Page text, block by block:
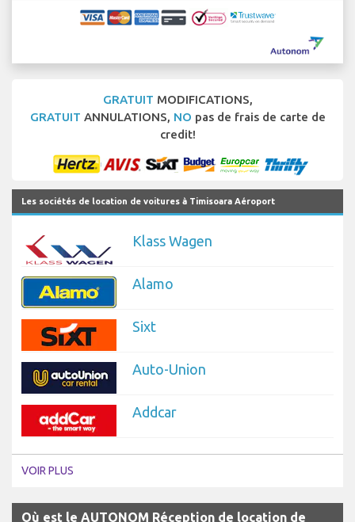
GRATUIT MODIFICATIONS,
GRATUIT ANNULATIONS, NO pas de frais de carte de
credit!
Les sociétés de location de voitures à Timisoara Aéroport
Klass Wagen
Alamo
Sixt
Auto-Union
Addcar
VOIR PLUS
Où est le AUTONOM Réception de location de